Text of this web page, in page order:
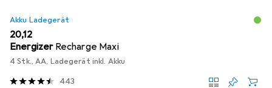
Akku Ladegerät
EUR
20,12
Energizer Recharge Maxi
4 Stk., AA, Ladegerät inkl. Akku
443